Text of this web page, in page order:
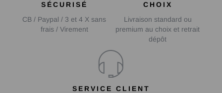
SÉCURISÉ
CB / Paypal / 3 et 4 X sans
frais / Virement
CHOIX
Livraison standard ou
premium au choix et retrait
dépôt
SERVICE CLIENT